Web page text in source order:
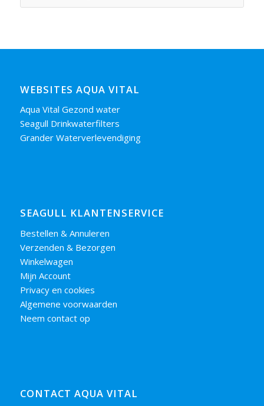
WEBSITES AQUA VITAL
Aqua Vital Gezond water
Seagull Drinkwaterfilters
Grander Waterverlevendiging
SEAGULL KLANTENSERVICE
Bestellen & Annuleren
Verzenden & Bezorgen
Winkelwagen
Mijn Account
Privacy en cookies
Algemene voorwaarden
Neem contact op
CONTACT AQUA VITAL